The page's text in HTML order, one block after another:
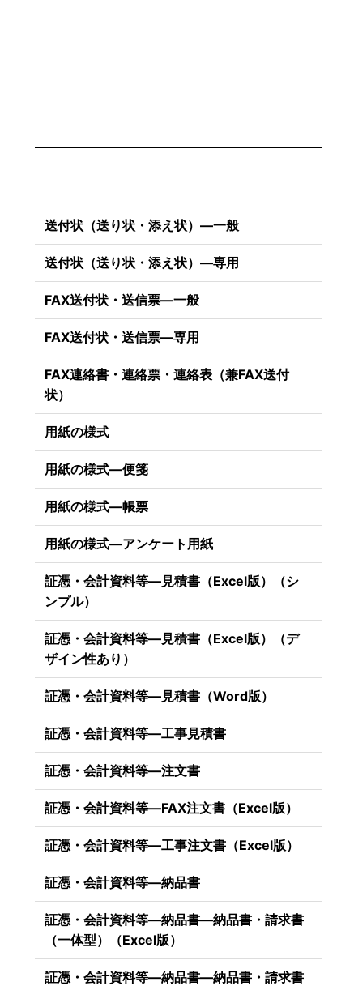
送付状（送り状・添え状）―一般
送付状（送り状・添え状）―専用
FAX送付状・送信票―一般
FAX送付状・送信票―専用
FAX連絡書・連絡票・連絡表（兼FAX送付
状）
用紙の様式
用紙の様式―便箋
用紙の様式―帳票
用紙の様式―アンケート用紙
証憑・会計資料等―見積書（Excel版）（シ
ンプル）
証憑・会計資料等―見積書（Excel版）（デ
ザイン性あり）
証憑・会計資料等―見積書（Word版）
証憑・会計資料等―工事見積書
証憑・会計資料等―注文書
証憑・会計資料等―FAX注文書（Excel版）
証憑・会計資料等―工事注文書（Excel版）
証憑・会計資料等―納品書
証憑・会計資料等―納品書―納品書・請求書
（一体型）（Excel版）
証憑・会計資料等―納品書―納品書・請求書